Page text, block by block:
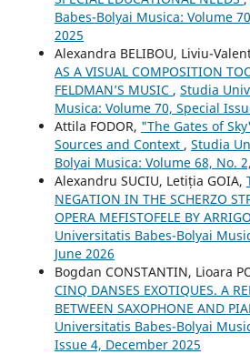
Babes-Bolyai Musica: Volume
2025
Alexandra BELIBOU, Liviu-
AS A VISUAL COMPOSITION
FELDMAN’S MUSIC , Studia
Musica: Volume 70, Special
Attila FODOR, "The Gates of
Sources and Context , Studia
Bolyai Musica: Volume 68, No.
Alexandru SUCIU, Letiția GOIA,
NEGATION IN THE SCHERZO
OPERA MEFISTOFELE BY
Universitatis Babes-Bolyai
June 2026
Bogdan CONSTANTIN, Lioara
CINQ DANSES EXOTIQUES. A
BETWEEN SAXOPHONE AND
Universitatis Babes-Bolyai
Issue 4, December 2025